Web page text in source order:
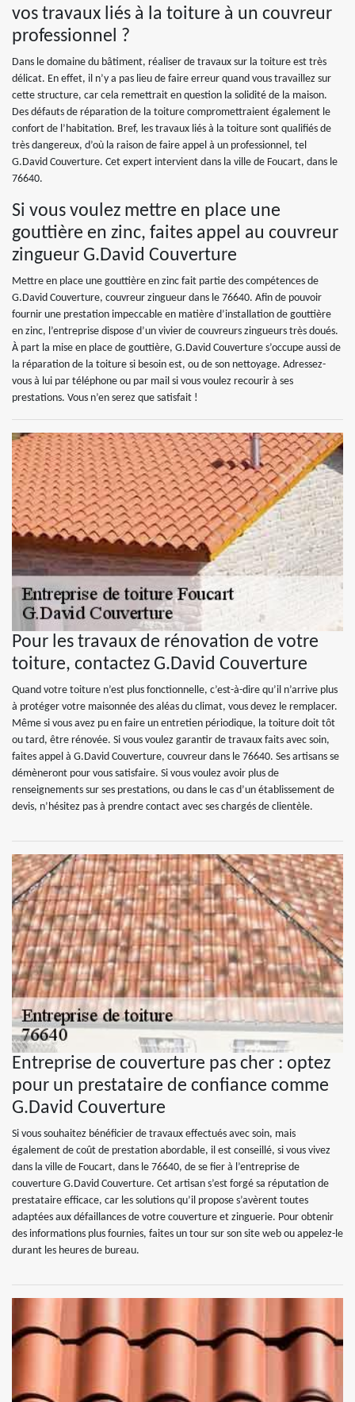
vos travaux liés à la toiture à un couvreur
professionnel ?
Dans le domaine du bâtiment, réaliser de travaux sur la toiture est très
délicat. En effet, il n’y a pas lieu de faire erreur quand vous travaillez sur
cette structure, car cela remettrait en question la solidité de la maison.
Des défauts de réparation de la toiture compromettraient également le
confort de l’habitation. Bref, les travaux liés à la toiture sont qualifiés de
très dangereux, d’où la raison de faire appel à un professionnel, tel
G.David Couverture. Cet expert intervient dans la ville de Foucart, dans le
76640.
Si vous voulez mettre en place une
gouttière en zinc, faites appel au couvreur
zingueur G.David Couverture
Mettre en place une gouttière en zinc fait partie des compétences de
G.David Couverture, couvreur zingueur dans le 76640. Afin de pouvoir
fournir une prestation impeccable en matière d’installation de gouttière
en zinc, l’entreprise dispose d’un vivier de couvreurs zingueurs très doués.
À part la mise en place de gouttière, G.David Couverture s’occupe aussi de
la réparation de la toiture si besoin est, ou de son nettoyage. Adressez-
vous à lui par téléphone ou par mail si vous voulez recourir à ses
prestations. Vous n’en serez que satisfait !
Pour les travaux de rénovation de votre
toiture, contactez G.David Couverture
Quand votre toiture n’est plus fonctionnelle, c’est-à-dire qu’il n’arrive plus
à protéger votre maisonnée des aléas du climat, vous devez le remplacer.
Même si vous avez pu en faire un entretien périodique, la toiture doit tôt
ou tard, être rénovée. Si vous voulez garantir de travaux faits avec soin,
faites appel à G.David Couverture, couvreur dans le 76640. Ses artisans se
démèneront pour vous satisfaire. Si vous voulez avoir plus de
renseignements sur ses prestations, ou dans le cas d’un établissement de
devis, n’hésitez pas à prendre contact avec ses chargés de clientèle.
Entreprise de couverture pas cher : optez
pour un prestataire de confiance comme
G.David Couverture
Si vous souhaitez bénéficier de travaux effectués avec soin, mais
également de coût de prestation abordable, il est conseillé, si vous vivez
dans la ville de Foucart, dans le 76640, de se fier à l’entreprise de
couverture G.David Couverture. Cet artisan s’est forgé sa réputation de
prestataire efficace, car les solutions qu’il propose s’avèrent toutes
adaptées aux défaillances de votre couverture et zinguerie. Pour obtenir
des informations plus fournies, faites un tour sur son site web ou appelez-le
durant les heures de bureau.